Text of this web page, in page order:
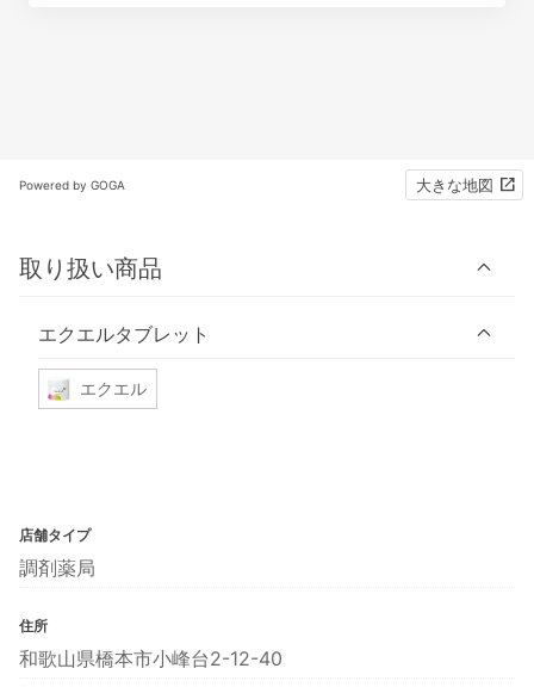
Powered by GOGA 大きな地図
取り扱い商品
エクエルタブレット
エクエル
店舗タイプ
調剤薬局
住所
和歌山県橋本市小峰台2-12-40